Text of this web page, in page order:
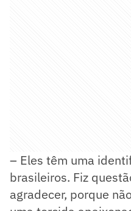
– Eles têm uma
brasileiros. Fiz
agradecer, porque